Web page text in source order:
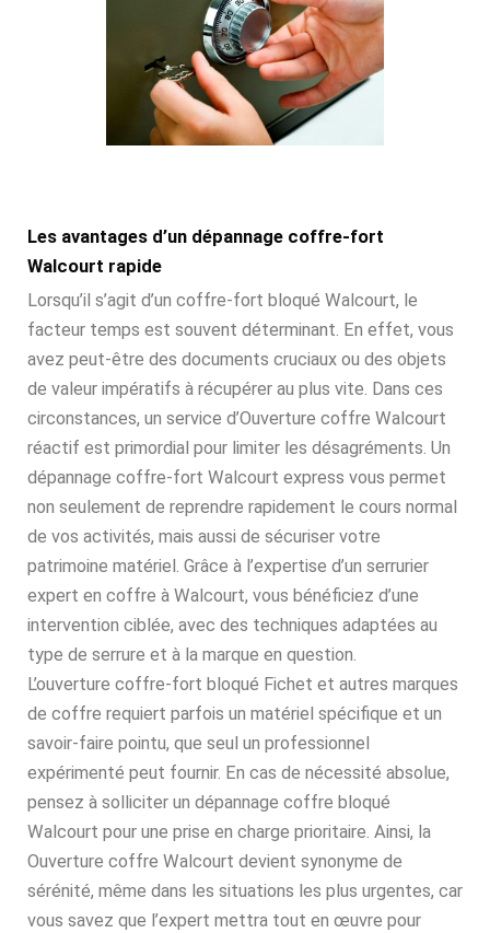
Les avantages d’un dépannage coffre-fort
Walcourt rapide
Lorsqu’il s’agit d’un coffre-fort bloqué Walcourt, le
facteur temps est souvent déterminant. En effet, vous
avez peut-être des documents cruciaux ou des objets
de valeur impératifs à récupérer au plus vite. Dans ces
circonstances, un service d’Ouverture coffre Walcourt
réactif est primordial pour limiter les désagréments. Un
dépannage coffre-fort Walcourt express vous permet
non seulement de reprendre rapidement le cours normal
de vos activités, mais aussi de sécuriser votre
patrimoine matériel. Grâce à l’expertise d’un serrurier
expert en coffre à Walcourt, vous bénéficiez d’une
intervention ciblée, avec des techniques adaptées au
type de serrure et à la marque en question.
L’ouverture coffre-fort bloqué Fichet et autres marques
de coffre requiert parfois un matériel spécifique et un
savoir-faire pointu, que seul un professionnel
expérimenté peut fournir. En cas de nécessité absolue,
pensez à solliciter un dépannage coffre bloqué
Walcourt pour une prise en charge prioritaire. Ainsi, la
Ouverture coffre Walcourt devient synonyme de
sérénité, même dans les situations les plus urgentes, car
vous savez que l’expert mettra tout en œuvre pour